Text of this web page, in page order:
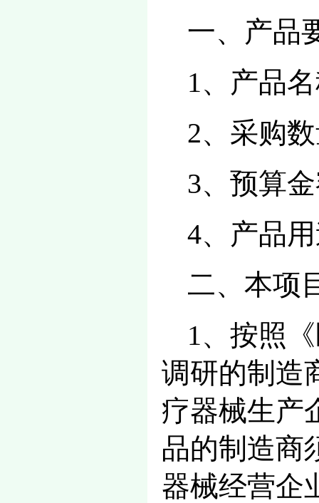
一、产品
1、产品
2、采购
3、预算
4、产品
二、本项
1、按照
调研的制造
疗器械生产
品的制造商
器械经营企